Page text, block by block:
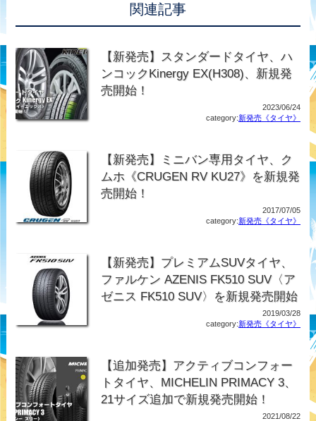
関連記事
【新発売】スタンダードタイヤ、ハ
ンコックKinergy EX(H308)、新規発
売開始！
2023/06/24
category:新発売《タイヤ》
【新発売】ミニバン専用タイヤ、ク
ムホ《CRUGEN RV KU27》を新規発
売開始！
2017/07/05
category:新発売《タイヤ》
【新発売】プレミアムSUVタイヤ、
ファルケン AZENIS FK510 SUV〈ア
ゼニス FK510 SUV〉を新規発売開始
2019/03/28
category:新発売《タイヤ》
【追加発売】アクティブコンフォー
トタイヤ、MICHELIN PRIMACY 3、
21サイズ追加で新規発売開始！
2021/08/22